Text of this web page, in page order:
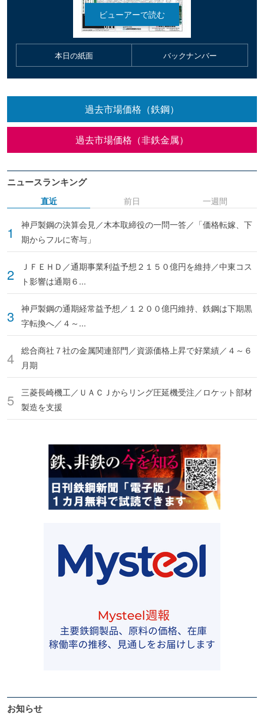
本日の紙面 バックナンバー
過去市場価格（鉄鋼）
過去市場価格（非鉄金属）
ニュースランキング
直近
神戸製鋼の決算会見／木本取締役の一問一答／「価格転嫁、下
期からフルに寄与」
ＪＦＥＨＤ／通期事業利益予想２１５０億円を維持／中東コス
ト影響は通期６...
神戸製鋼の通期経常益予想／１２００億円維持、鉄鋼は下期黒
字転換へ／４～...
総合商社７社の金属関連部門／資源価格上昇で好業績／４～６
月期
三菱長崎機工／ＵＡＣＪからリング圧延機受注／ロケット部材
製造を支援
前日 一週間
お知らせ